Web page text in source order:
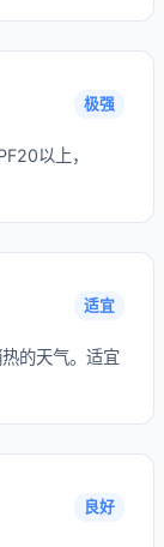
极强
以上，
适宜
的天气。适宜
良好